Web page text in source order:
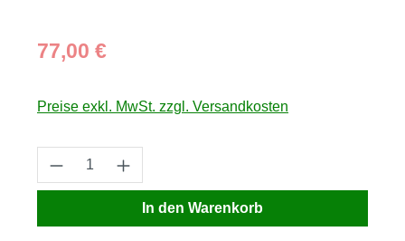
Regulärer Preis:
77,00 €
Preise exkl. MwSt. zzgl. Versandkosten
Produkt Anzahl: Gib den gewünschten
In den Warenkorb